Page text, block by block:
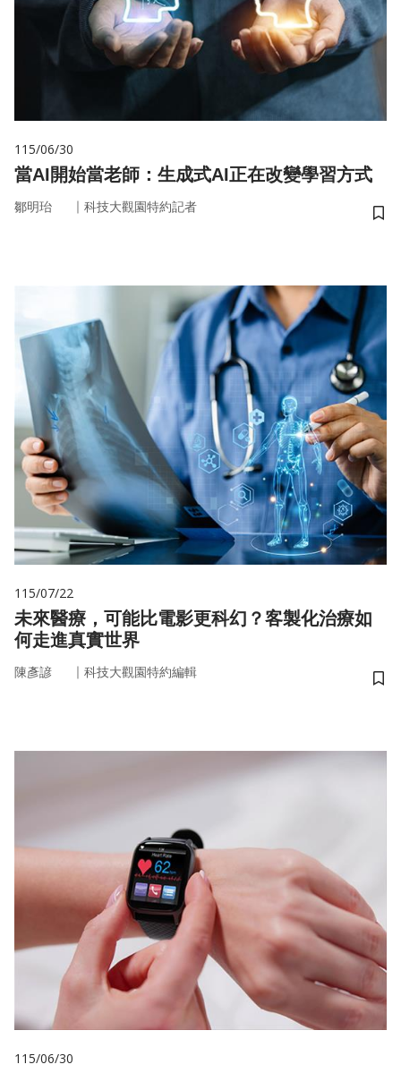
115/06/30
當AI開始當老師：生成式AI正在改變學習方式
鄒明珆 ｜ 科技大觀園特約記者
儲
115/07/22
未來醫療，可能比電影更科幻？客製化治療如
何走進真實世界
陳彥諺 ｜ 科技大觀園特約編輯
儲
115/06/30